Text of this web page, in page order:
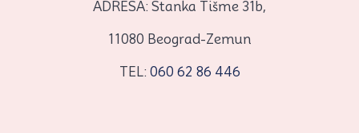
ADRESA: Stanka Tišme 31b,
11080 Beograd-Zemun
TEL: 060 62 86 446